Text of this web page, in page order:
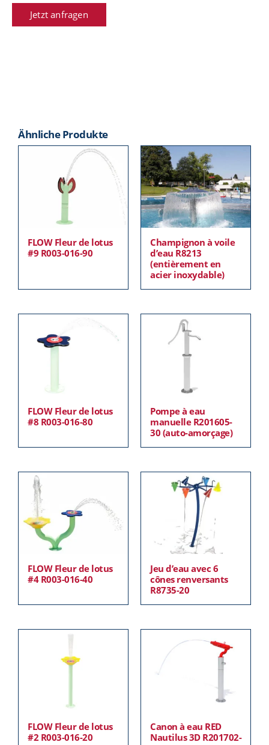
Jetzt anfragen
Ähnliche Produkte
FLOW Fleur de lotus
#9 R003-016-90
Champignon à voile
d’eau R8213
(entièrement en
acier inoxydable)
FLOW Fleur de lotus
#8 R003-016-80
Pompe à eau
manuelle R201605-
30 (auto-amorçage)
FLOW Fleur de lotus
#4 R003-016-40
Jeu d’eau avec 6
cônes renversants
R8735-20
FLOW Fleur de lotus
#2 R003-016-20
Canon à eau RED
Nautilus 3D R201702-